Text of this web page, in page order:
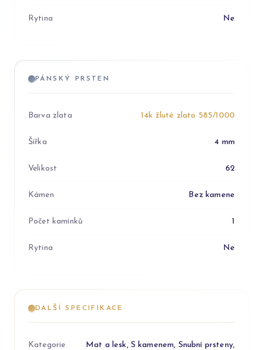
Rytina Ne
PÁNSKÝ PRSTEN
Barva zlata 14k žluté zlato 585/1000
Šířka 4 mm
Velikost 62
Kámen Bez kamene
Počet kamínků 1
Rytina Ne
DALŠÍ SPECIFIKACE
Kategorie
Mat a lesk, S kamenem, Snubní prsteny,